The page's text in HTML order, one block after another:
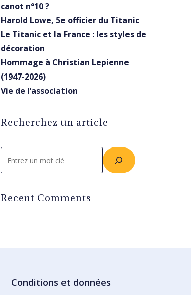
canot n°10 ?
Harold Lowe, 5e officier du Titanic
Le Titanic et la France : les styles de
décoration
Hommage à Christian Lepienne
(1947-2026)
Vie de l’association
Recherchez un article
Recent Comments
Conditions et données